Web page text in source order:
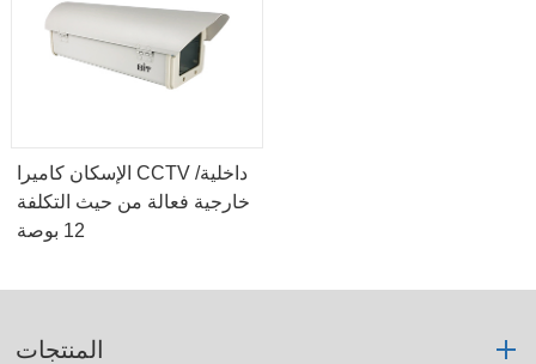
الإسكان كاميرا CCTV داخلية/
خارجية فعالة من حيث التكلفة
12 بوصة
المنتجات